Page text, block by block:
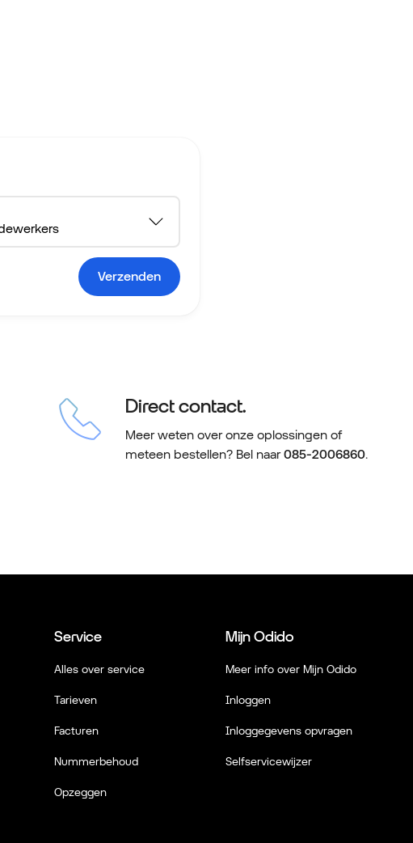
Verzenden
Direct contact.
Meer weten over onze oplossingen of
meteen bestellen? Bel naar085-2006860.
Service
Alles over service
Tarieven
Facturen
Nummerbehoud
Opzeggen
Mijn Odido
Meer info over Mijn Odido
Inloggen
Inloggegevens opvragen
Selfservicewijzer